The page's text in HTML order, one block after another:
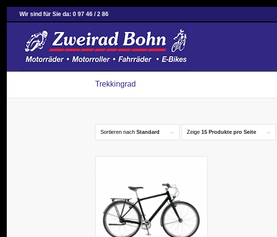
Wir sind für Sie da: 0 97 46 / 2 86
Trekkingrad
Sortieren nach Standard Zeige 15 Produkte pro Seite